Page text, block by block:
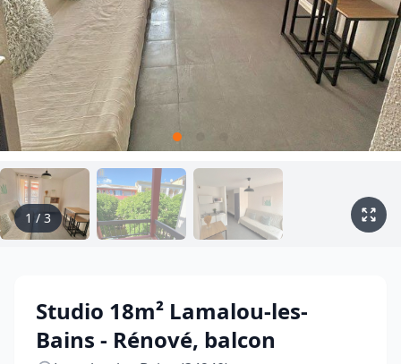
1 / 3
Studio 18m² Lamalou-les-
Bains - Rénové, balcon